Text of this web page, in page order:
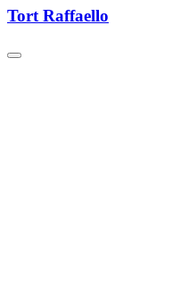
Tort Raffaello